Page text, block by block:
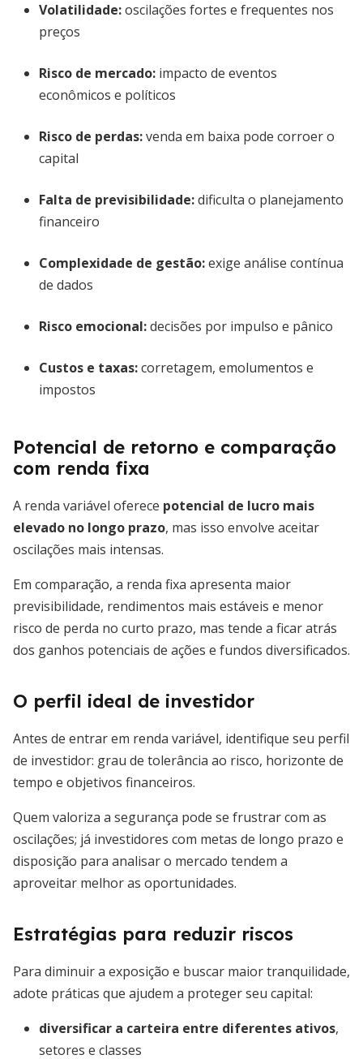
Volatilidade:oscilações fortes e frequentes nos
preços
Risco de mercado: impacto de eventos
econômicos e políticos
Risco de perdas:venda em baixa pode corroer o
capital
Falta de previsibilidade:dificulta o planejamento
financeiro
Complexidade de gestão:exige análise contínua
de dados
Risco emocional:decisões por impulso e pânico
Custos e taxas:corretagem, emolumentos e
impostos
Potencial de retorno e comparação
com renda fixa
A renda variável oferece potencial de lucro mais
elevado no longo prazo, mas isso envolve aceitar
oscilações mais intensas.
Em comparação, a renda fixa apresenta maior
previsibilidade, rendimentos mais estáveis e menor
risco de perda no curto prazo, mas tende a ficar atrás
dos ganhos potenciais de ações e fundos diversificados.
O perfil ideal de investidor
Antes de entrar em renda variável, identifique seu perfil
de investidor: grau de tolerância ao risco, horizonte de
tempo e objetivos financeiros.
Quem valoriza a segurança pode se frustrar com as
oscilações; já investidores com metas de longo prazo e
disposição para analisar o mercado tendem a
aproveitar melhor as oportunidades.
Estratégias para reduzir riscos
Para diminuir a exposição e buscar maior tranquilidade,
adote práticas que ajudem a proteger seu capital:
diversificar a carteira entre diferentes ativos,
setores e classes